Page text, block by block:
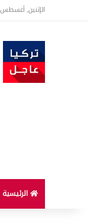
الإثنين, أغسطس 10 2026
الرئيسية